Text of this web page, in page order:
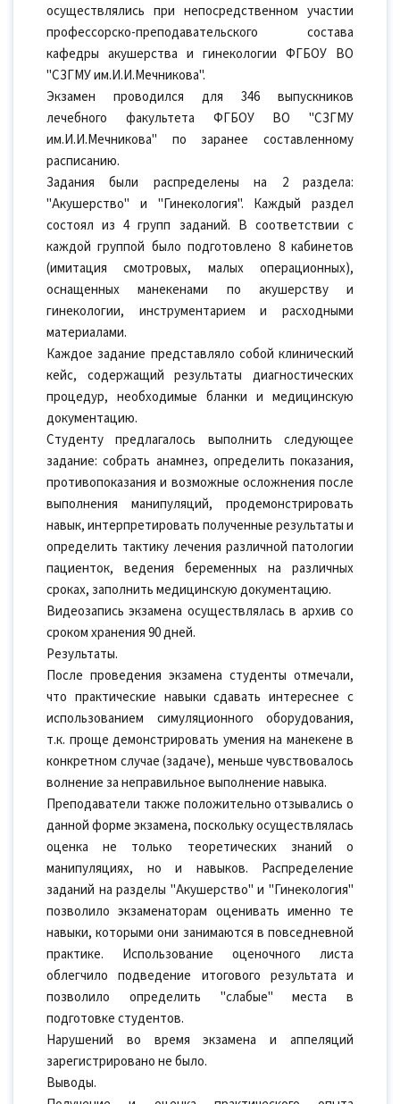
осуществлялись при непосредственном участии
профессорско-преподавательского состава
кафедры акушерства и гинекологии ФГБОУ ВО
"СЗГМУ им.И.И.Мечникова".
Экзамен проводился для 346 выпускников
лечебного факультета ФГБОУ ВО "СЗГМУ
им.И.И.Мечникова" по заранее составленному
расписанию.
Задания были распределены на 2 раздела:
"Акушерство" и "Гинекология". Каждый раздел
состоял из 4 групп заданий. В соответствии с
каждой группой было подготовлено 8 кабинетов
(имитация смотровых, малых операционных),
оснащенных манекенами по акушерству и
гинекологии, инструментарием и расходными
материалами.
Каждое задание представляло собой клинический
кейс, содержащий результаты диагностических
процедур, необходимые бланки и медицинскую
документацию.
Студенту предлагалось выполнить следующее
задание: собрать анамнез, определить показания,
противопоказания и возможные осложнения после
выполнения манипуляций, продемонстрировать
навык, интерпретировать полученные результаты и
определить тактику лечения различной патологии
пациенток, ведения беременных на различных
сроках, заполнить медицинскую документацию.
Видеозапись экзамена осуществлялась в архив со
сроком хранения 90 дней.
Результаты.
После проведения экзамена студенты отмечали,
что практические навыки сдавать интереснее с
использованием симуляционного оборудования,
т.к. проще демонстрировать умения на манекене в
конкретном случае (задаче), меньше чувствовалось
волнение за неправильное выполнение навыка.
Преподаватели также положительно отзывались о
данной форме экзамена, поскольку осуществлялась
оценка не только теоретических знаний о
манипуляциях, но и навыков. Распределение
заданий на разделы "Акушерство" и "Гинекология"
позволило экзаменаторам оценивать именно те
навыки, которыми они занимаются в повседневной
практике. Использование оценочного листа
облегчило подведение итогового результата и
позволило определить "слабые" места в
подготовке студентов.
Нарушений во время экзамена и аппеляций
зарегистрировано не было.
Выводы.